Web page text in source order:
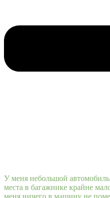
У меня небольшой
места в багажнике крайне
меня ничего в машину не